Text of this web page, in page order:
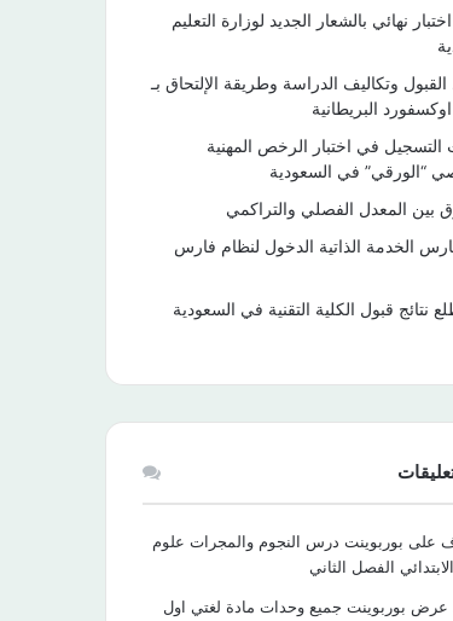
نهائي بالشعار الجديد لوزارة التعليم
وتكاليف الدراسة وطريقة الإلتحاق بـ
البريطانية
في اختبار الرخص المهنية
“الورقي” في السعودية
بين المعدل الفصلي والتراكمي
الخدمة الذاتية الدخول لنظام فارس
نتائج قبول الكلية التقنية في السعودية
على بوربوينت درس النجوم والمجرات علوم
الفصل الثاني
عرض بوربوينت جميع وحدات مادة لغتي اول